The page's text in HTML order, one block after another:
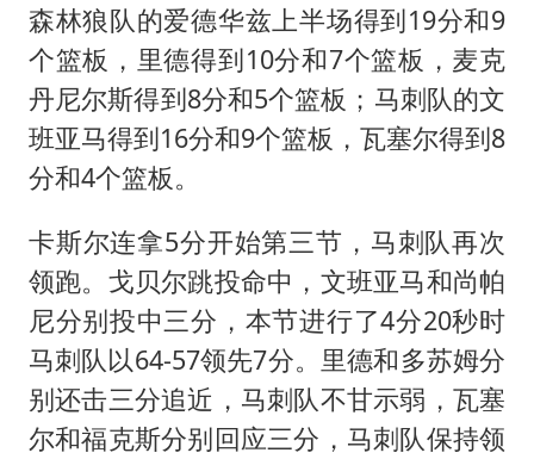
森林狼队的爱德华兹上半场得到19分和9
个篮板，里德得到10分和7个篮板，麦克
丹尼尔斯得到8分和5个篮板；马刺队的文
班亚马得到16分和9个篮板，瓦塞尔得到8
分和4个篮板。
卡斯尔连拿5分开始第三节，马刺队再次
领跑。戈贝尔跳投命中，文班亚马和尚帕
尼分别投中三分，本节进行了4分20秒时
马刺队以64-57领先7分。里德和多苏姆分
别还击三分追近，马刺队不甘示弱，瓦塞
尔和福克斯分别回应三分，马刺队保持领